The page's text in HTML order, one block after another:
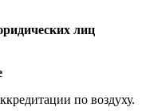
лиц
по воздуху.